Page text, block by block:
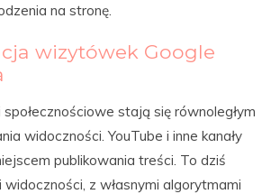
na stronę.
wizytówek Google
stają się równoległym
widoczności. YouTube i inne kanały
publikowania treści. To dziś
z własnymi algorytmami